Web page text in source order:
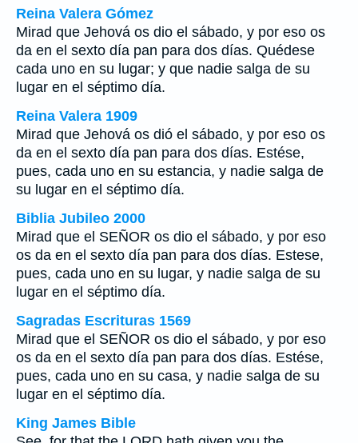
Reina Valera Gómez
Mirad que Jehová os dio el sábado, y por eso os
da en el sexto día pan para dos días. Quédese
cada uno en su lugar; y que nadie salga de su
lugar en el séptimo día.
Reina Valera 1909
Mirad que Jehová os dió el sábado, y por eso os
da en el sexto día pan para dos días. Estése,
pues, cada uno en su estancia, y nadie salga de
su lugar en el séptimo día.
Biblia Jubileo 2000
Mirad que el SEÑOR os dio el sábado, y por eso
os da en el sexto día pan para dos días. Estese,
pues, cada uno en su lugar, y nadie salga de su
lugar en el séptimo día.
Sagradas Escrituras 1569
Mirad que el SEÑOR os dio el sábado, y por eso
os da en el sexto día pan para dos días. Estése,
pues, cada uno en su casa, y nadie salga de su
lugar en el séptimo día.
King James Bible